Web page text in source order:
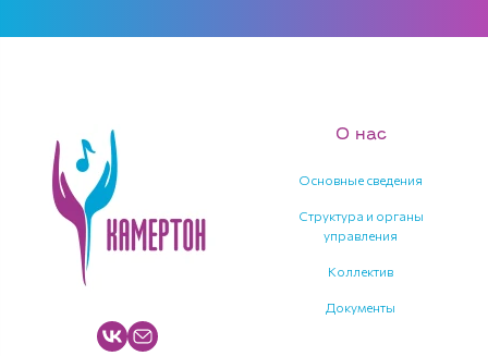
О нас
Основные сведения
Структура и органы
управления
Коллектив
Документы